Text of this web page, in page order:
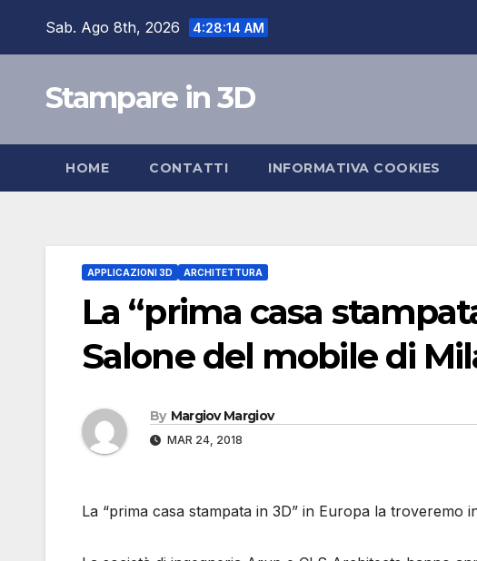
Sab. Ago 8th, 2026 4:28:15 AM
Stampare in 3D
HOME CONTATTI INFORMATIVA COOKIES
APPLICAZIONI 3D ARCHITETTURA
La “prima casa
Salone del mobile di
By Margiov Margiov
MAR 24, 2018
La “prima casa stampata in 3D” in Europa la troveremo